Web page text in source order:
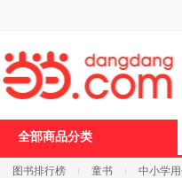
全部商品分类
图书排行榜 童书 中小学
打
开
无
障
页